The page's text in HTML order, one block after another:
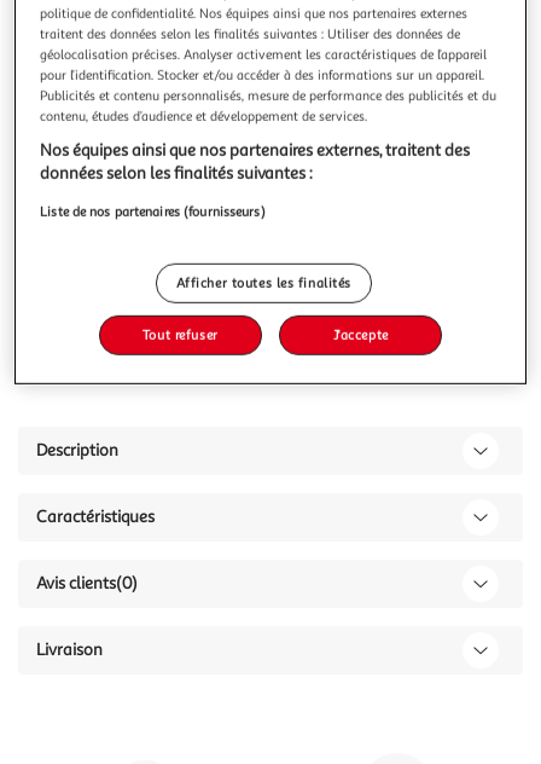
Informations Techniques : Dimensions : L. 160 x H. 200 cm
Produit Packagé : L. 19 x l. 7 x H. 39 cm Matière : 100%
Coton (57 fils/cm2) Spécificités : Pratique & Tendance Drap
Housse 2 Personnes Forme Rectangulaire Design Uni Coton
Lavé à la Pierre Certification Oeko-Tex Standard 100 Poids :
0,746 k
En savoir +
Vendu par Paris Prix
Livr. ou retrait dès 3/4 jours
A partir de 7,99€
17,99€
Ajouter au panier
Ajouter à une liste
Description
Caractéristiques
Avis clients(0)
Livraison
politique de confidentialité. Nos équipes ainsi que nos partenaires externes
traitent des données selon les finalités suivantes : Utiliser des données de
géolocalisation précises. Analyser activement les caractéristiques de l’appareil
pour l’identification. Stocker et/ou accéder à des informations sur un appareil.
Publicités et contenu personnalisés, mesure de performance des publicités et du
contenu, études d’audience et développement de services.
Nos équipes ainsi que nos partenaires externes, traitent des
données selon les finalités suivantes :
Liste de nos partenaires (fournisseurs)
Afficher toutes les finalités
Tout refuser J'accepte